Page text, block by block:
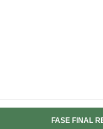
FASE FINAL